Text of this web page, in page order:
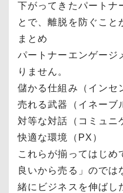
下がってきたパートナ
とで、離脱を防ぐこと
まとめ
パートナーエンゲージ
りません。
儲かる仕組み（インセ
売れる武器（イネーブ
対等な対話（コミュニ
快適な環境（PX）
これらが揃ってはじめ
良いから売る」のでは
緒にビジネスを伸ばし